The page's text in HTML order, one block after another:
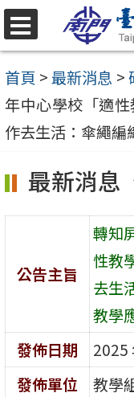
跳
至
主
要
內
區
選
單
首頁 >最新消息 >
年中心學校「適
作去生活：傘繩編
最新消息
公告主旨
轉知
性教
去生
教學
發佈日期
2025
發佈單位
教學